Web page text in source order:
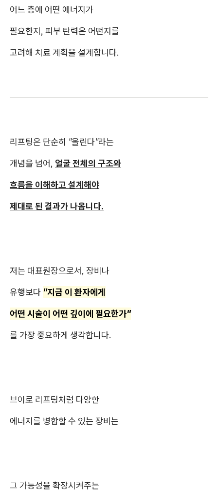
어느 층에 어떤 에너지가
필요한지, 피부 탄력은 어떤지를
고려해 치료 계획을 설계합니다.
리프팅은 단순히 "올린다"라는
개념을 넘어, 얼굴 전체의 구조와
흐름을 이해하고 설계해야
제대로 된 결과가 나옵니다.
저는 대표원장으로서, 장비나
유행보다 "지금 이 환자에게
어떤 시술이 어떤 깊이에 필요한가"
를 가장 중요하게 생각합니다.
브이로 리프팅처럼 다양한
에너지를 병합할 수 있는 장비는
그 가능성을 확장시켜주는